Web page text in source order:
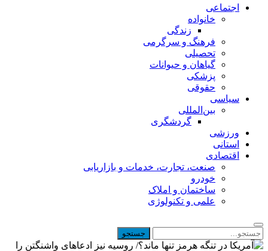
اجتماعی
خانواده
زندگی
فرهنگ و سرگرمی
تحصیلی
گیاهان و حیوانات
پزشکی
حقوقی
سیاسی
بین‌المللی
گردشگری
ورزشی
استانی
اقتصادی
صنعت، تجارت، خدمات و بازاریابی
خودرو
ساختمان و املاک
علمی و تکنولوژی